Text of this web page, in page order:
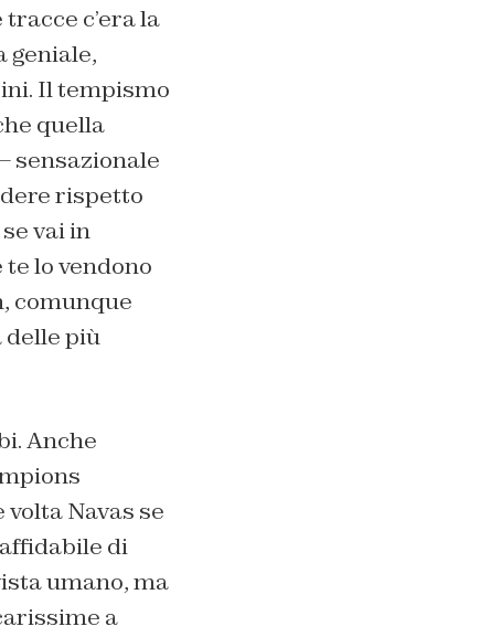
c’era la
geniale,
Il tempismo
quella
sensazionale
rispetto
vai in
lo vendono
comunque
delle più
Anche
Navas se
di
umano, ma
a